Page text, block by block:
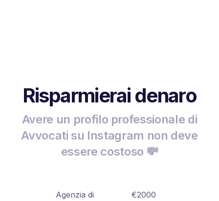
Risparmierai denaro
Avere un profilo professionale di
Avvocati su Instagram non deve
essere costoso 💸
Agenzia di
€2000